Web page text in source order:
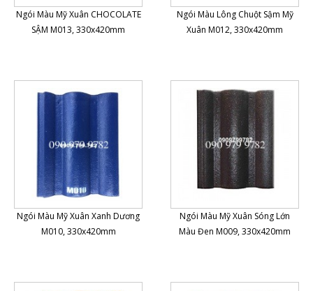
Ngói Màu Mỹ Xuân CHOCOLATE
SẬM M013, 330x420mm
Ngói Màu Lông Chuột Sậm Mỹ
Xuân M012, 330x420mm
Ngói Màu Mỹ Xuân Xanh Dương
M010, 330x420mm
Ngói Màu Mỹ Xuân Sóng Lớn
Màu Đen M009, 330x420mm